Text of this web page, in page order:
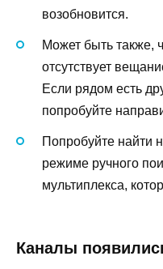
возобновится.
Может быть также,
отсутствует
Если рядом есть
попробуйте
Попробуйте найти
режиме ручного
мультиплекса,
Каналы